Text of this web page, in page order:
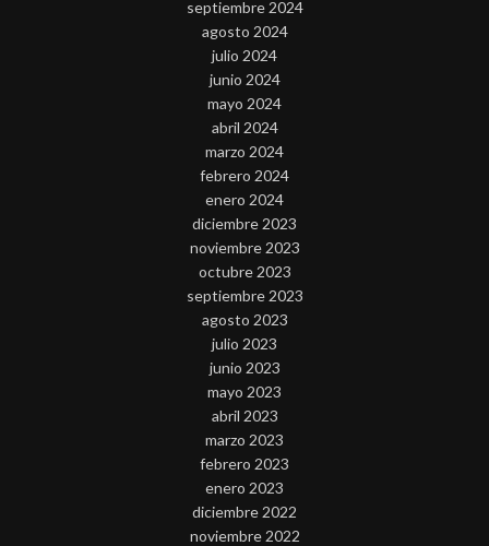
septiembre 2024
agosto 2024
julio 2024
junio 2024
mayo 2024
abril 2024
marzo 2024
febrero 2024
enero 2024
diciembre 2023
noviembre 2023
octubre 2023
septiembre 2023
agosto 2023
julio 2023
junio 2023
mayo 2023
abril 2023
marzo 2023
febrero 2023
enero 2023
diciembre 2022
noviembre 2022